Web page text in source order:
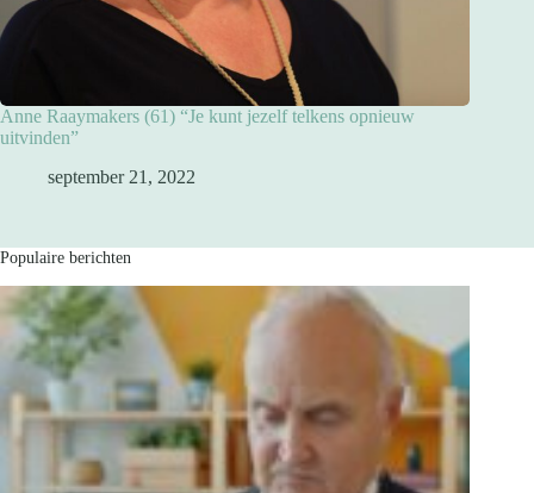
Anne Raaymakers (61) “Je kunt jezelf telkens opnieuw
uitvinden”
september 21, 2022
Populaire berichten